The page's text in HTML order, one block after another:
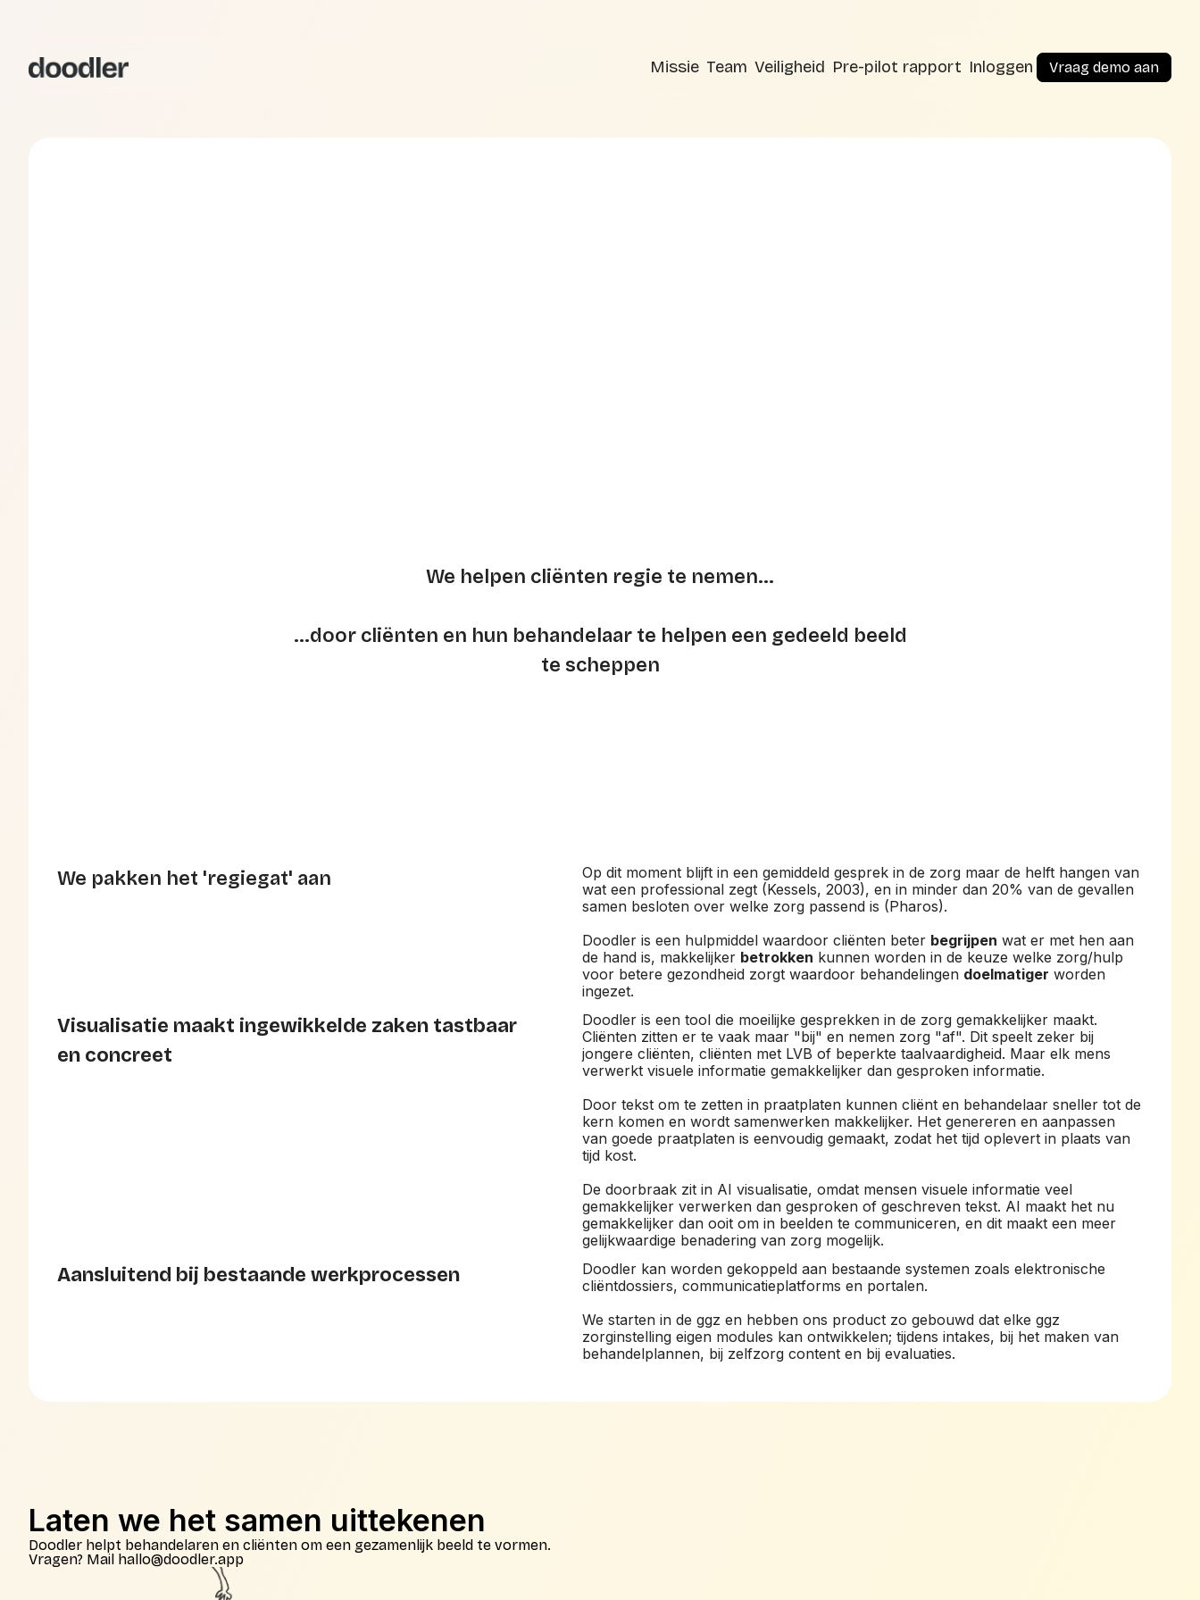
Missie Team Veiligheid Pre-pilot rapport Inloggen Vraag demo aan
We helpen cliënten regie te nemen...
...door cliënten en hun behandelaar te helpen een gedeeld beeld
te scheppen
We pakken het 'regiegat' aan
Op dit moment blijft in een gemiddeld gesprek in de zorg maar de helft hangen van
wat een professional zegt (Kessels, 2003), en in minder dan 20% van de gevallen
samen besloten over welke zorg passend is (Pharos).
Doodler is een hulpmiddel waardoor cliënten beter begrijpen wat er met hen aan
de hand is, makkelijker betrokken kunnen worden in de keuze welke zorg/hulp
voor betere gezondheid zorgt waardoor behandelingen doelmatiger worden
ingezet.
Visualisatie maakt ingewikkelde zaken tastbaar
en concreet
Doodler is een tool die moeilijke gesprekken in de zorg gemakkelijker maakt.
Cliënten zitten er te vaak maar "bij" en nemen zorg "af". Dit speelt zeker bij
jongere cliënten, cliënten met LVB of beperkte taalvaardigheid. Maar elk mens
verwerkt visuele informatie gemakkelijker dan gesproken informatie.
Door tekst om te zetten in praatplaten kunnen cliënt en behandelaar sneller tot de
kern komen en wordt samenwerken makkelijker. Het genereren en aanpassen
van goede praatplaten is eenvoudig gemaakt, zodat het tijd oplevert in plaats van
tijd kost.
De doorbraak zit in AI visualisatie, omdat mensen visuele informatie veel
gemakkelijker verwerken dan gesproken of geschreven tekst. AI maakt het nu
gemakkelijker dan ooit om in beelden te communiceren, en dit maakt een meer
gelijkwaardige benadering van zorg mogelijk.
Aansluitend bij bestaande werkprocessen
Doodler kan worden gekoppeld aan bestaande systemen zoals elektronische
cliëntdossiers, communicatieplatforms en portalen.
We starten in de ggz en hebben ons product zo gebouwd dat elke ggz
zorginstelling eigen modules kan ontwikkelen; tijdens intakes, bij het maken van
behandelplannen, bij zelfzorg content en bij evaluaties.
Laten we het samen uittekenen
Doodler helpt behandelaren en cliënten om een gezamenlijk beeld te vormen.
Vragen? Mail hallo@doodler.app